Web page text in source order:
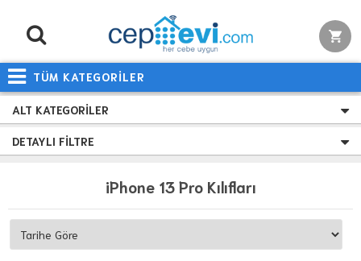
TÜM KATEGORİLER
ALT KATEGORILER
DETAYLI FILTRE
iPhone 13 Pro Kılıfları